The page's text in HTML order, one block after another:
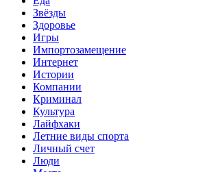
Звёзды
Здоровье
Игры
Импортозамещение
Интернет
Истории
Компании
Криминал
Культура
Лайфхаки
Летние виды спорта
Личный счет
Люди